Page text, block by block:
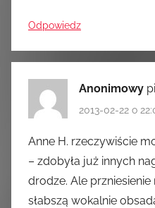
Odpowiedz
Anonimowy
2013-02-22 o
Anne H. rzeczywiście
– zdobyła już innych
drodze. Ale
słabszą wokalnie